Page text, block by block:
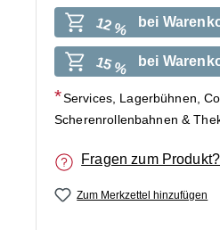
12 % bei
15 % bei
Services, Lagerbühnen,
Scherenrollenbahnen &
Fragen zum Produkt?
Zum Merkzettel hinzufügen